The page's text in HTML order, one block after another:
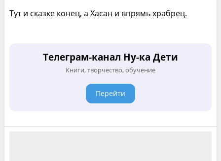
Тут и сказке конец, а Хасан и впрямь храбрец.
Телеграм-канал Ну-ка Дети
Книги, творчество, обучение
Перейти